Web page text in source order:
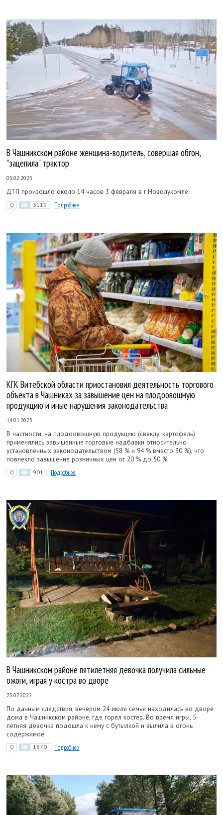
В Чашникском районе женщина-водитель, совершая обгон,
"зацепила" трактор
05.02.2023
ДТП произошло около 14 часов 3 февраля в г.Новолукомле.
0 3119 Подробнее
КГК Витебской области приостановил деятельность торгового
объекта в Чашниках за завышение цен на плодоовощную
продукцию и иные нарушения законодательства
14.01.2023
В частности, на плодоовощную продукцию (свеклу, картофель)
применялись завышенные торговые надбавки относительно
установленных законодательством (58 % и 94 % вместо 30 %), что
повлекло завышение розничных цен от 20 % до 50 %.
0 901 Подробнее
В Чашникском районе пятилетняя девочка получила сильные
ожоги, играя у костра во дворе
25.07.2022
По данным следствия, вечером 24 июля семья находилась во дворе
дома в Чашникском районе, где горел костер. Во время игры, 5-
летняя девочка подошла к нему с бутылкой и вылила в огонь
содержимое.
0 1870 Подробнее